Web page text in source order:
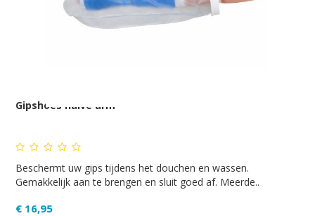
Gipshoes halve arm
Beschermt uw gips tijdens het douchen en wassen.
Gemakkelijk aan te brengen en sluit goed af. Meerde..
€ 16,95